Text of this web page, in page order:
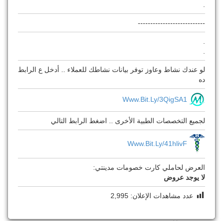
.
---------------------------
.
.
لو عندك نشاط وعاوز توفر بيانات نشاطك للعملاء .. أدخل ع الرابط
ده
Www.bit.ly/3QigSA1
لجميع التخصصات الطبية الأخرى .. اضغط الرابط التالي
Www.bit.ly/41hlivF
العرض لحاملي كارت خصومات مدينتي:
لا يوجد عروض
عدد مشاهدات الإعلان: 2,995